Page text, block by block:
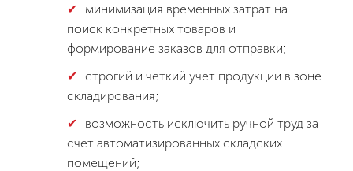
минимизация временных затрат на
поиск конкретных товаров и
формирование заказов для отправки;
строгий и четкий учет продукции в зоне
складирования;
возможность исключить ручной труд за
счет автоматизированных складских
помещений;